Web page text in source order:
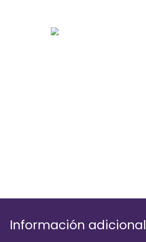
Información adicional